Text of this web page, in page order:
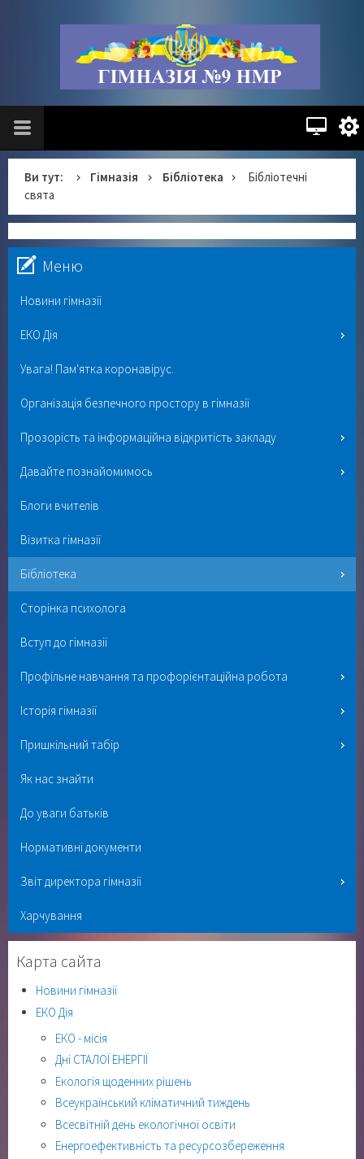
Ви тут: Гімназія Бібліотека
Бібліотечні
свята
Меню
Новини гімназії
ЕКО Дія
Увага! Пам'ятка коронавірус.
Організація безпечного простору в гімназії
Прозорість та інформаційна відкритість закладу
Давайте познайомимось
Блоги вчителів
Візитка гімназії
Бібліотека
Сторінка психолога
Вступ до гімназії
Профільне навчання та профорієнтаційна робота
Історія гімназії
Пришкільний табір
Як нас знайти
До уваги батьків
Нормативні документи
Звіт директора гімназії
Харчування
Карта сайта
Новини гімназії
ЕКО Дія
ЕКО - місія
Дні СТАЛОЇ ЕНЕРГІЇ
Екологія щоденних рішень
Всеукраїнський кліматичний тиждень
Всесвітній день екологічної освіти
Енергоефективність та ресурсозбереження